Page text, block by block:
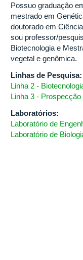
Possuo graduação
mestrado em
doutorado em
sou professor/
Biotecnologia e
vegetal e genômica.
Linhas de Pesquisa:
Linha 2 -
Linha 3 -
Laboratórios:
Laboratório de
Laboratório de